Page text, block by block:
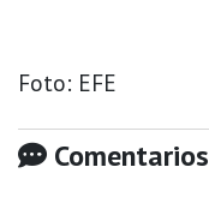
Foto: EFE
Comentarios